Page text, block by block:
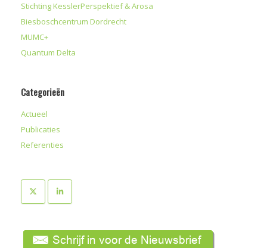
Stichting KesslerPerspektief & Arosa
Biesboschcentrum Dordrecht
MUMC+
Quantum Delta
Categorieën
Actueel
Publicaties
Referenties